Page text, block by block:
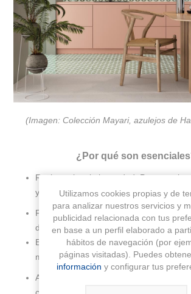
(Imagen: Colección Mayari, azulejos de
¿Por qué son
Resistencia a la humedad: Protegen
y condensación, evitando deterioros y
Fácil limpieza: Una superficie cerámica
de mantener impecable.
Estética versátil: Hay azulejos para
modernos, rústicos, vintage,
Amplitud visual: Colores claros,
colocaciones estratégicas pueden
Utilizamos cookies propias y de
para analizar nuestros servicios y
publicidad relacionada con tus
en base a un perfil elaborado a
hábitos de navegación (por
páginas visitadas). Puedes
información y configurar tus